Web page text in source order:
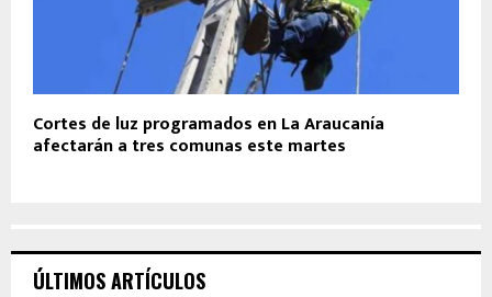
Cortes de luz programados en La Araucanía
afectarán a tres comunas este martes
ÚLTIMOS ARTÍCULOS